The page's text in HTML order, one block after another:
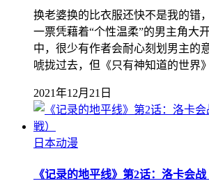
换老婆换的比衣服还快不是我的错
一票凭藉着“个性温柔”的男主角大
中，很少有作者会耐心刻划男主的
唬拢过去，但《只有神知道的世界
2021年12月21日
日本动漫
《记录的地平线》第2话：洛卡会战